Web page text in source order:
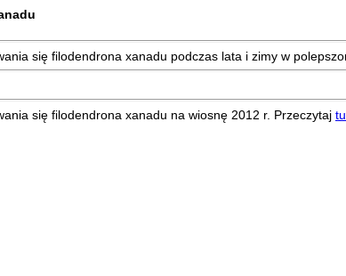
się filodendrona xanadu podczas lata i zimy w
się filodendrona xanadu na wiosnę 2012 r. Przeczytaj